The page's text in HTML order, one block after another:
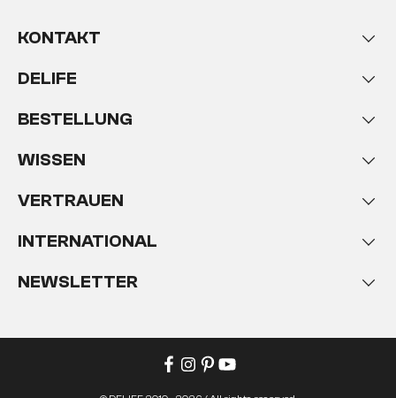
KONTAKT
DELIFE
BESTELLUNG
WISSEN
VERTRAUEN
INTERNATIONAL
NEWSLETTER